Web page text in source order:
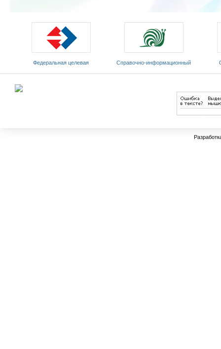
Федеральная целевая
программа развития
Cправочно-информационный
портал «Русский язык»